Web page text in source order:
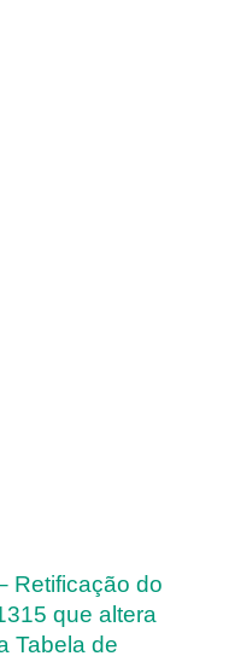
Retificação do
que altera
Tabela de